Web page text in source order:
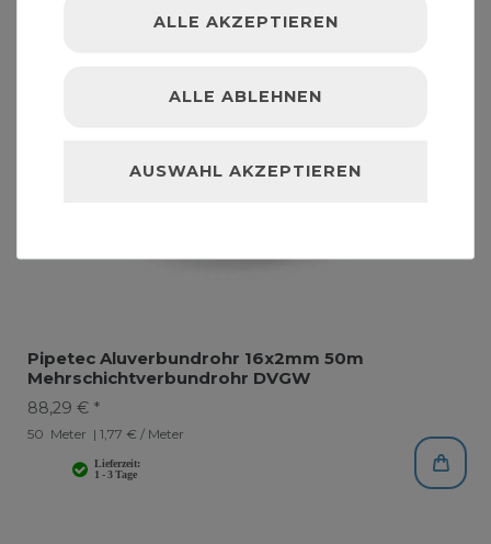
Pipetec Aluverbundrohr 16x2mm 50m
Mehrschichtverbundrohr DVGW
88,29 € *
50 Meter | 1,77 € / Meter
ALLE AKZEPTIEREN
ALLE ABLEHNEN
AUSWAHL AKZEPTIEREN